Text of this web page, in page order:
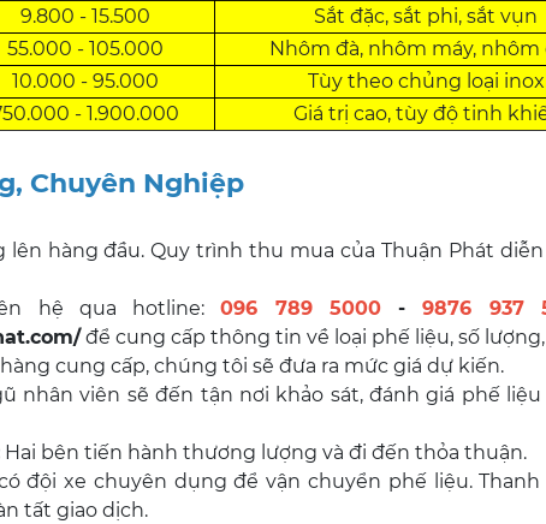
9.800 - 15.500
Sắt đặc, sắt phi, sắt vụn
55.000 - 105.000
Nhôm đà, nhôm máy, nhôm
10.000 - 95.000
Tùy theo chủng loại inox
- 1.900.000 Giá trị cao, tùy độ tinh
Chuyên Nghiệp
hàng đầu. Quy trình thu mua của Thuận Phát
hệ qua hotline:096 789 5000- 9876 937
để cung cấp thông tin về loại phế liệu, số
cung cấp, chúng tôi sẽ đưa ra mức giá dự kiến.
nhân viên sẽ đến tận nơi khảo sát, đánh giá phế liệu
Hai bên tiến hành thương lượng và đi đến thỏa thuận.
đội xe chuyên dụng để vận chuyển phế liệu.
tất giao dịch.